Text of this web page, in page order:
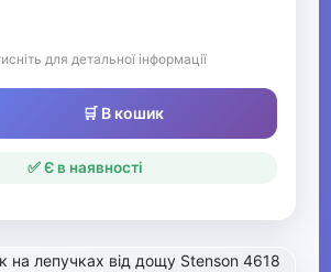
для детальної інформації
🛒 В кошик
✅ Є в наявності